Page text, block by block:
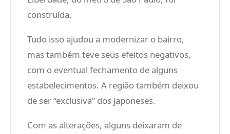
construída.
Tudo isso ajudou a modernizar o bairro,
mas também teve seus efeitos negativos,
com o eventual fechamento de alguns
estabelecimentos. A região também deixou
de ser “exclusiva” dos japoneses.
Com as alterações, alguns deixaram de